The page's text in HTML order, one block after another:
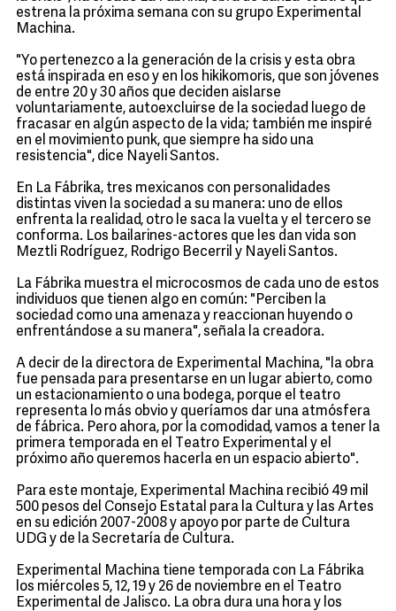
estrena la próxima semana con su grupo Experimental
Machina.
"Yo pertenezco a la generación de la crisis y esta obra
está inspirada en eso y en los hikikomoris, que son jóvenes
de entre 20 y 30 años que deciden aislarse
voluntariamente, autoexcluirse de la sociedad luego de
fracasar en algún aspecto de la vida; también me inspiré
en el movimiento punk, que siempre ha sido una
resistencia", dice Nayeli Santos.
En La Fábrika, tres mexicanos con personalidades
distintas viven la sociedad a su manera: uno de ellos
enfrenta la realidad, otro le saca la vuelta y el tercero se
conforma. Los bailarines-actores que les dan vida son
Meztli Rodríguez, Rodrigo Becerril y Nayeli Santos.
La Fábrika muestra el microcosmos de cada uno de estos
individuos que tienen algo en común: "Perciben la
sociedad como una amenaza y reaccionan huyendo o
enfrentándose a su manera", señala la creadora.
A decir de la directora de Experimental Machina, "la obra
fue pensada para presentarse en un lugar abierto, como
un estacionamiento o una bodega, porque el teatro
representa lo más obvio y queríamos dar una atmósfera
de fábrica. Pero ahora, por la comodidad, vamos a tener la
primera temporada en el Teatro Experimental y el
próximo año queremos hacerla en un espacio abierto".
Para este montaje, Experimental Machina recibió 49 mil
500 pesos del Consejo Estatal para la Cultura y las Artes
en su edición 2007-2008 y apoyo por parte de Cultura
UDG y de la Secretaría de Cultura.
Experimental Machina tiene temporada con La Fábrika
los miércoles 5, 12, 19 y 26 de noviembre en el Teatro
Experimental de Jalisco. La obra dura una hora y los